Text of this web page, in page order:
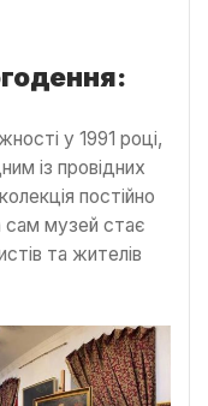
у 1991 році,
із провідних
постійно
сам музей стає
та жителів